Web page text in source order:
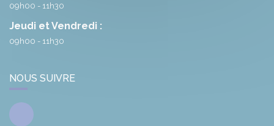
09h00 - 11h30
Jeudi et Vendredi :
09h00 - 11h30
NOUS SUIVRE
Facebook